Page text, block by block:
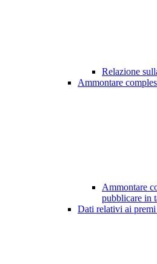
Relazione
Ammontare
Ammontare
pubblicare in
Dati relativi ai premi